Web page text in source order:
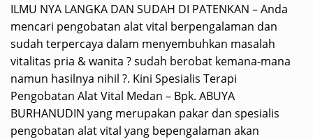
ILMU NYA LANGKA DAN SUDAH DI PATENKAN – Anda
mencari pengobatan alat vital berpengalaman dan
sudah terpercaya dalam menyembuhkan masalah
vitalitas pria & wanita ? sudah berobat kemana-mana
namun hasilnya nihil ?. Kini Spesialis Terapi
Pengobatan Alat Vital Medan – Bpk. ABUYA
BURHANUDIN yang merupakan pakar dan spesialis
pengobatan alat vital yang bepengalaman akan